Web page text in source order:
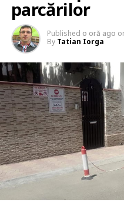
parcărilor
Published o oră ago
By Tatian Iorga